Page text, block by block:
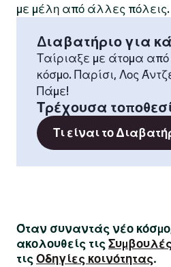
με μέλη από άλλες πόλεις.
Διαβατήριο για
Ταίριαξε με άτομα από
κόσμο. Παρίσι, Λος
Πάμε!
Τρέχουσα
Τι είναι το
Όταν συναντάς νέο
ακολουθείς τις
τις Οδηγίες κοινότητας.